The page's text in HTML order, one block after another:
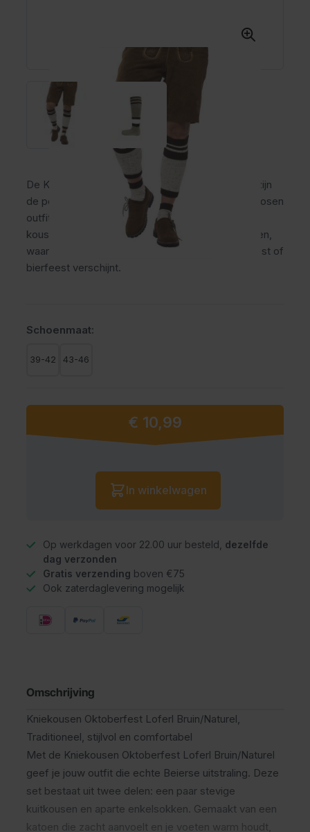
De Kniekousen Oktoberfest Loferl Bruin/Naturel zijn
de perfecte aanvulling op jouw traditionele lederhosen
outfit. Deze Loferl set bestaat uit een paar hoge
kousen voor de kuiten en bijpassende enkelsokken,
waarmee jij in echte Beierse stijl op elk Oktoberfest of
bierfeest verschijnt.
Schoenmaat:
39-42 43-46
Vanaf:
€ 10,99
Aantal
In winkelwagen
Op werkdagen voor 22.00 uur besteld, dezelfde
dag verzonden
Gratis verzending boven €75
Ook zaterdaglevering mogelijk
Omschrijving
Kniekousen Oktoberfest Loferl Bruin/Naturel,
Traditioneel, stijlvol en comfortabel
Met de Kniekousen Oktoberfest Loferl Bruin/Naturel
geef je jouw outfit die echte Beierse uitstraling. Deze
set bestaat uit twee delen: een paar stevige
kuitkousen en aparte enkelsokken. Gemaakt van een
katoen die zacht aanvoelt en je voeten warm houdt,